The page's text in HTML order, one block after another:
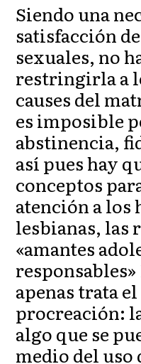
Siendo una
satisfacción
sexuales, no
restringirla a
causes del
es imposible
abstinencia,
así pues hay
conceptos
atención a los
lesbianas, las
«amantes
apenas trata
procreación:
algo que se
medio del